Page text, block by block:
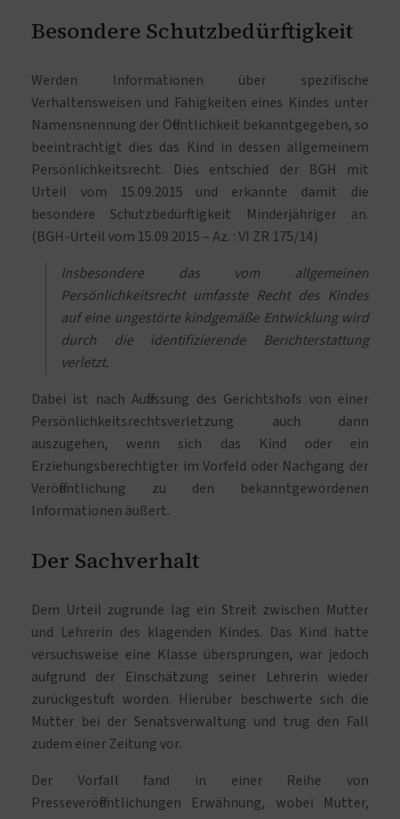
Besondere Schutzbedürftigkeit
Werden Informationen über spezifische
Verhaltensweisen und Fähigkeiten eines Kindes unter
Namensnennung der Öffentlichkeit bekanntgegeben, so
beeinträchtigt dies das Kind in dessen allgemeinem
Persönlichkeitsrecht. Dies entschied der BGH mit
Urteil vom 15.09.2015 und erkannte damit die
besondere Schutzbedürftigkeit Minderjähriger an.
(BGH-Urteil vom 15.09.2015 – Az. : VI ZR 175/14)
Insbesondere das vom allgemeinen
Persönlichkeitsrecht umfasste Recht des Kindes
auf eine ungestörte kindgemäße Entwicklung wird
durch die identifizierende Berichterstattung
verletzt.
Dabei ist nach Auffassung des Gerichtshofs von einer
Persönlichkeitsrechtsverletzung auch dann
auszugehen, wenn sich das Kind oder ein
Erziehungsberechtigter im Vorfeld oder Nachgang der
Veröffentlichung zu den bekanntgewordenen
Informationen äußert.
Der Sachverhalt
Dem Urteil zugrunde lag ein Streit zwischen Mutter
und Lehrerin des klagenden Kindes. Das Kind hatte
versuchsweise eine Klasse übersprungen, war jedoch
aufgrund der Einschätzung seiner Lehrerin wieder
zurückgestuft worden. Hierüber beschwerte sich die
Mutter bei der Senatsverwaltung und trug den Fall
zudem einer Zeitung vor.
Der Vorfall fand in einer Reihe von
Presseveröffentlichungen Erwähnung, wobei Mutter,